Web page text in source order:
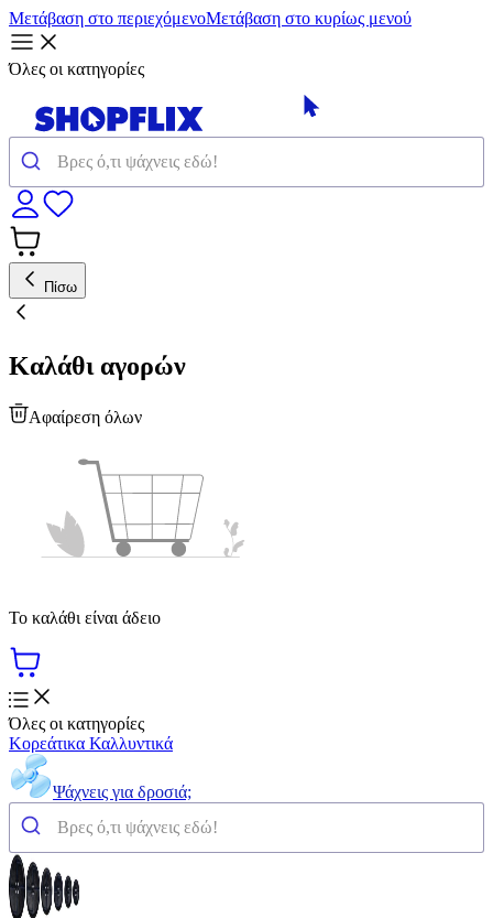
Μετάβαση στο περιεχόμενοΜετάβαση στο κυρίως μενού
Όλες οι κατηγορίες
Πίσω
Καλάθι αγορών
Αφαίρεση όλων
Το καλάθι είναι άδειο
Όλες οι κατηγορίες
Κορεάτικα Καλλυντικά
Ψάχνεις για δροσιά;